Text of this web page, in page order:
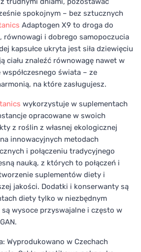
spokojnym – bez sztucznych
Adaptogen X9 to droga do
równowagi i dobrego samopoczucia
kapsułce ukryta jest siła dziewięciu
ciału znaleźć równowagę nawet w
świata – ze
na które zasługujesz.
wykorzystuje w suplementach
opracowane w swoich
z roślin z własnej ekologicznej
innowacyjnych metodach
i połączeniu tradycyjnego
nauką, z których to połączeń i
suplementów diety i
jakości. Dodatki i konserwanty są
diety tylko w niezbędnym
są wysoce przyswajalne i często w
Wyprodukowano w Czechach